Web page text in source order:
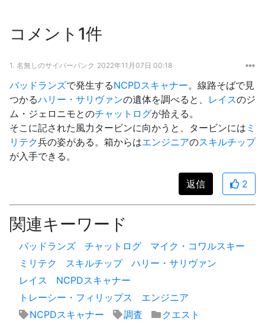
コメント1件
1. 名無しのサイバーパンク 2022年11月07日 00:18
バッドランズで発生するNCPDスキャナー。線路そばで見
つかるハリー・サリヴァンの遺体を調べると、 レイスのジ
ム・ジェロニモとのチャットログが拾える。
そこに記された風力タービンに向かうと、タービンには ミ
リテク兵の姿がある。箱からはエンジニアのスキルチップ
が入手できる。
返信 2
関連キーワード
バッドランズ チャットログ
マイク・コワルスキー
ミリテク
スキルチップ
ハリー・サリヴァン
レイス
NCPDスキャナー
トレーシー・フィリップス
エンジニア
NCPDスキャナー
調査 クエスト